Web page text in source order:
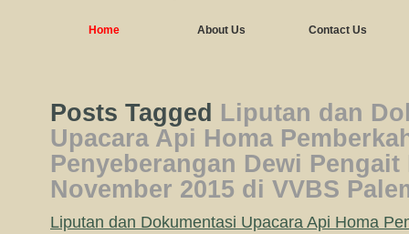
Home About Us Contact Us
Posts Tagged Liputan dan
Upacara Api Homa
Penyeberangan Dewi Pengait
November 2015 di VVBS
Liputan dan Dokumentasi Upacara Api Homa